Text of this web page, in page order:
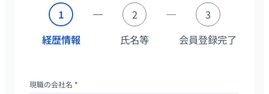
1
経歴情報
2
氏名等
3
会員登録完了
現職の会社名 *